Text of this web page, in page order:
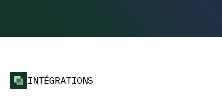
INTÉGRATIONS